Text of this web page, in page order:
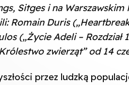
Sitges i na
Romain Duris
(„Życie Adeli – Rozdział
zwierząt” od 14
przez ludzką